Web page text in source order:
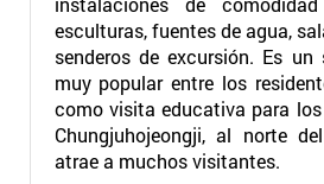
esculturas, fuentes de agua,
senderos de excursión. Es
muy popular entre los
como visita educativa para
Chungjuhojeongji, al norte
atrae a muchos visitantes.